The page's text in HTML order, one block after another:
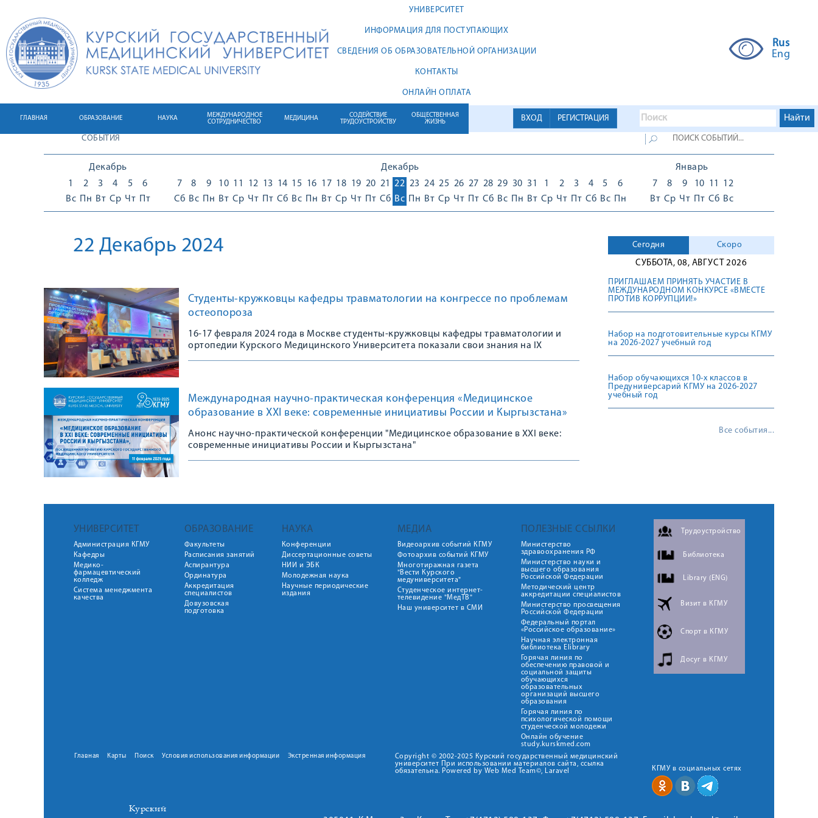
УНИВЕРСИТЕТ
ИНФОРМАЦИЯ ДЛЯ ПОСТУПАЮЩИХ
СВЕДЕНИЯ ОБ ОБРАЗОВАТЕЛЬНОЙ ОРГАНИЗАЦИИ
КОНТАКТЫ
ОНЛАЙН ОПЛАТА
Rus
Eng
ВХОД РЕГИСТРАЦИЯ
ГЛАВНАЯ ОБРАЗОВАНИЕ НАУКА
МЕЖДУНАРОДНОЕ
СОТРУДНИЧЕСТВО
МЕДИЦИНА
СОДЕЙСТВИЕ
ТРУДОУСТРОЙСТВУ
ОБЩЕСТВЕННАЯ
ЖИЗНЬ
СОБЫТИЯ
Декабрь
1
Вс
2
Пн
3
Вт
4
Ср
5
Чт
6
Пт
Декабрь
7
Сб
8
Вс
9
Пн
10
Вт
11
Ср
12
Чт
13
Пт
14
Сб
15
Вс
16
Пн
17
Вт
18
Ср
19
Чт
20
Пт
21
Сб
22
Вс
23
Пн
24
Вт
25
Ср
26
Чт
27
Пт
28
Сб
29
Вс
30
Пн
31
Вт
1
Ср
2
Чт
3
Пт
4
Сб
5
Вс
6
Пн
Январь
7
Вт
8
Ср
9
Чт
10
Пт
11
Сб
12
Вс
22 Декабрь 2024
Студенты-кружковцы кафедры травматологии на конгрессе по проблемам
остеопороза
16-17 февраля 2024 года в Москве студенты-кружковцы кафедры травматологии и
ортопедии Курского Медицинского Университета показали свои знания на IX
Международная научно-практическая конференция «Медицинское
образование в XXI веке: современные инициативы России и Кыргызстана»
Анонс научно-практической конференции "Медицинское образование в XXI веке:
современные инициативы России и Кыргызстана"
Сегодня
Скоро
СУББОТА, 08, АВГУСТ 2026
ПРИГЛАШАЕМ ПРИНЯТЬ УЧАСТИЕ В
МЕЖДУНАРОДНОМ КОНКУРСЕ «ВМЕСТЕ
ПРОТИВ КОРРУПЦИИ!»
Набор на подготовительные курсы КГМУ
на 2026-2027 учебный год
Набор обучающихся 10-х классов в
Предуниверсарий КГМУ на 2026-2027
учебный год
Все события...
УНИВЕРСИТЕТ
Администрация КГМУ
Кафедры
Медико-
фармацевтический
колледж
Система менеджмента
качества
ОБРАЗОВАНИЕ
Факультеты
Расписания занятий
Аспирантура
Ординатура
Аккредитация
специалистов
Довузовская
подготовка
НАУКА
Конференции
Диссертационные советы
НИИ и ЭБК
Молодежная наука
Научные периодические
издания
МЕДИА
Видеоархив событий КГМУ
Фотоархив событий КГМУ
Многотиражная газета
"Вести Курского
медуниверситета"
Студенческое интернет-
телевидение "МедТВ"
Наш университет в СМИ
ПОЛЕЗНЫЕ ССЫЛКИ
Министерство
здравоохранения РФ
Министерство науки и
высшего образования
Российской Федерации
Методический центр
аккредитации специалистов
Министерство просвещения
Российской Федерации
Федеральный портал
«Российское образование»
Научная электронная
библиотека Elibrary
Горячая линия по
обеспечению правовой и
социальной защиты
обучающихся
образовательных
организаций высшего
образования
Горячая линия по
психологической помощи
студенческой молодежи
Онлайн обучение
study.kurskmed.com
Трудоустройство
Библиотека
Library (ENG)
Визит в КГМУ
Спорт в КГМУ
Досуг в КГМУ
Главная Карты Поиск Условия использования информации Экстренная информация
Copyright © 2002-2025 Курский государственный медицинский
университет При использовании материалов сайта, ссылка
обязательна. Powered by Web Med Team©, Laravel
КГМУ в социальных сетях
Курский